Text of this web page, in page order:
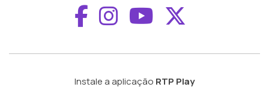
Aceder ao
Aceder ao
Aceder ao
Instale a aplicação RTP Play